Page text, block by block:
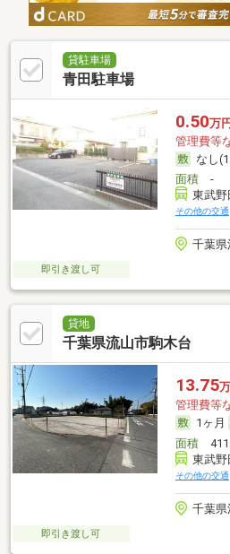
貸駐車場
青田駐車場
0.50万円
管理費等
なし
面積-
東武野
その他の交通
千葉県
即引き渡し可
貸地
千葉県流山市駒木台
13.75
管理費等
1ヶ月
面積
東武野
その他の交通
千葉県
即引き渡し可